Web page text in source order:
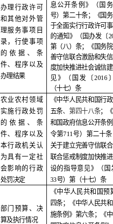
办理行政许可
和其他对外管
理服务事项目
录，行使事项
的依据、条
件、程序以及
办理结果
息公开条例》（国
号）第二十条；《国
于全面实行行政许可
的通知》（国办发〔
第（八）条；《国务
善守信联合激励和失
度加快推进社会诚信
见》（国发〔 2016
（十七）条
农业农村领域
实施行政处罚
的依据、条
件、程序以及
本行政机关认
为具有一定社
会影响的行政
处罚决定
《中华人民共和国行
五条、第四十八条；
和国政府信息公开条
令第711 号）第二十
关于建立完善守信联
联合惩戒制度加快推
设的指导意见》（国
33号）第（十七）条
部门预算、决
算及执行情况
《中华人民共和国预
四条；《中华人民共
施条例》第六条；《